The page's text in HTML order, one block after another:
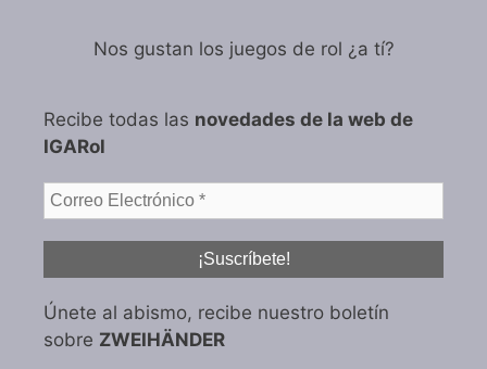
Nos gustan los juegos de rol ¿a tí?
Recibe todas las novedades de la web de
IGARol
Únete al abismo, recibe nuestro boletín
sobre ZWEIHÄNDER